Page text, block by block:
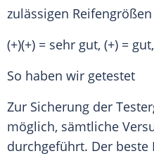
zulässigen Reifengrößen
(+)(+) = sehr gut, (+) =
So haben wir getestet
Zur Sicherung der
möglich, sämtliche
durchgeführt. Der beste